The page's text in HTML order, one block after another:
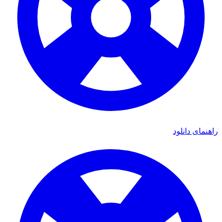
راهنمای دانلود